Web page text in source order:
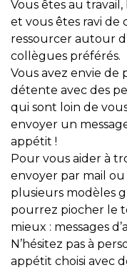
Vous êtes au
et vous êtes ravi de
ressourcer autour
collègues préférés.
Vous avez envie
détente avec des
qui sont loin de
envoyer un
appétit !
Pour vous aider à
envoyer par mail ou
plusieurs modèles
pourrez piocher le
mieux : messages
N’hésitez pas à
appétit choisi avec